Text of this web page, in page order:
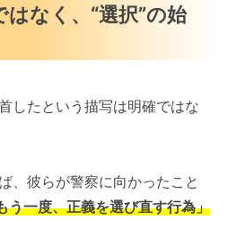
はなく、“選択”の始
したという描写は明確ではな
、彼らが警察に向かったこと
う一度、正義を選び直す行為」